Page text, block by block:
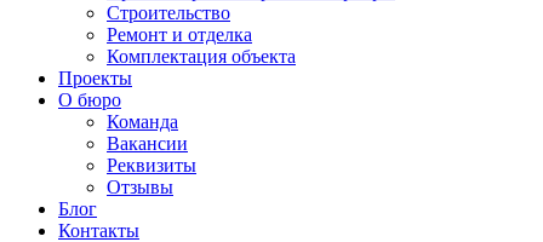
Строительство
Ремонт и отделка
Комплектация объекта
Проекты
О бюро
Команда
Вакансии
Реквизиты
Отзывы
Блог
Контакты